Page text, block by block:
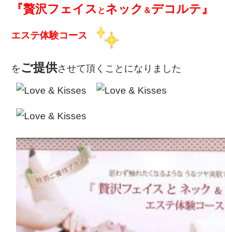
『贅沢フェイス とネック ＆デコルテ』
エステ体験コース
をご提供させて頂くことになりました